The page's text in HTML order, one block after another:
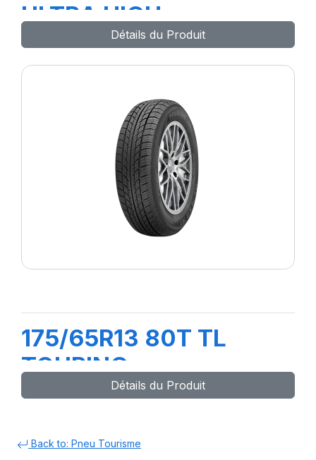
ULTRA HIGH
PERFORMANCE
Détails du Produit
175/65R13 80T TL
TOURING
Détails du Produit
Back to: Pneu Tourisme